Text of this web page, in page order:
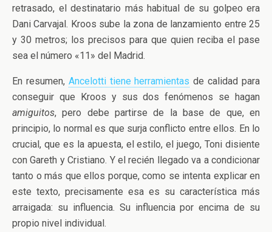
retrasado, el destinatario más habitual de su golpeo era
Dani Carvajal. Kroos sube la zona de lanzamiento entre 25
y 30 metros; los precisos para que quien reciba el pase
sea el número «11» del Madrid.
En resumen, Ancelotti tiene herramientas de calidad para
conseguir que Kroos y sus dos fenómenos se hagan
amiguitos, pero debe partirse de la base de que, en
principio, lo normal es que surja conflicto entre ellos. En lo
crucial, que es la apuesta, el estilo, el juego, Toni disiente
con Gareth y Cristiano. Y el recién llegado va a condicionar
tanto o más que ellos porque, como se intenta explicar en
este texto, precisamente esa es su característica más
arraigada: su influencia. Su influencia por encima de su
propio nivel individual.